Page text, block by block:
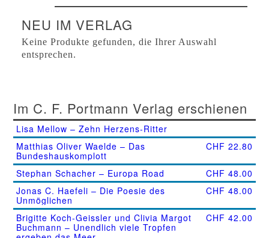
NEU IM VERLAG
Keine Produkte gefunden, die Ihrer Auswahl
entsprechen.
Im C. F. Portmann Verlag erschienen
Lisa Mellow – Zehn Herzens-Ritter
Matthias Oliver Waelde – Das
Bundeshauskomplott
CHF 22.80
Stephan Schacher – Europa Road CHF 48.00
Jonas C. Haefeli – Die Poesie des
Unmöglichen
CHF 48.00
Brigitte Koch-Geissler und Clivia Margot
Buchmann – Unendlich viele Tropfen
CHF 42.00